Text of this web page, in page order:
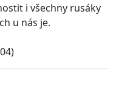
i všechny rusáky
u nás je.